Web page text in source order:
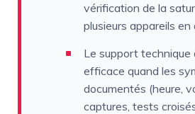
vérification de la
plusieurs appareils en
Le support technique
efficace quand les
documentés (heure,
captures, tests